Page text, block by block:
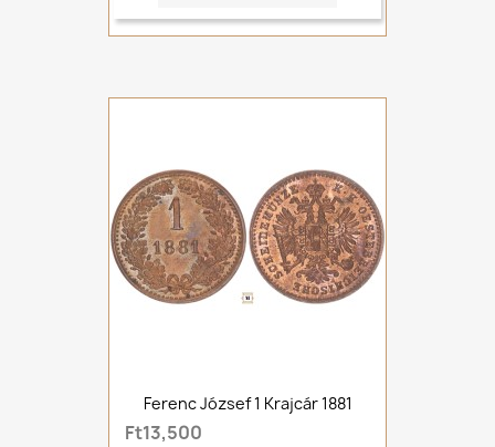
Ferenc József 1 Krajcár 1881
Ft13,500